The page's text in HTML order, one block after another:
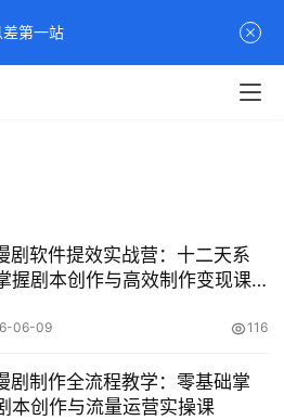
剧软件提效实战营：十二天系
握剧本创作与高效制作变现课
06-09 116
剧制作全流程教学：零基础掌
本创作与流量运营实操课
第一站